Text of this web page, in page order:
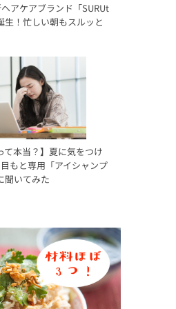
ヘアケアブランド「SURUt
！忙しい朝もスルッと
て本当？】夏に気をつけ
もと専用「アイシャンプ
聞いてみた